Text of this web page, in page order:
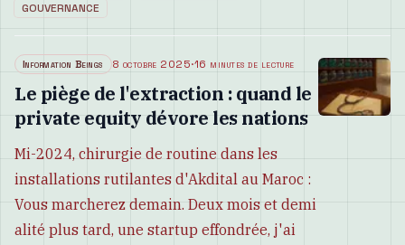
GOUVERNANCE
Information Beings 8 octobre 2025·16 minutes de lecture
Le piège de l'extraction : quand le
private equity dévore les nations
Mi-2024, chirurgie de routine dans les
installations rutilantes d'Akdital au Maroc :
Vous marcherez demain. Deux mois et demi
alité plus tard, une startup effondrée, j'ai